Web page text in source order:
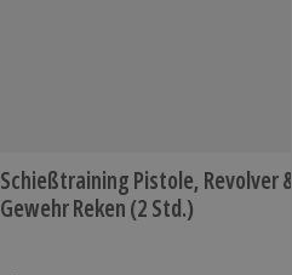
Schießtraining Pistole, Revolver &
Gewehr Reken (2 Std.)